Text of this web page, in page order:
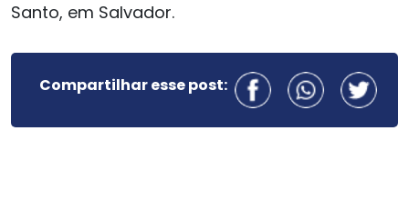
Santo, em Salvador.
Compartilhar esse post: